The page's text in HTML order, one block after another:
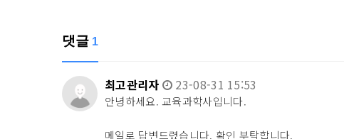
댓글 1
최고관리자 23-08-31 15:53
안녕하세요. 교육과학사입니다.
메일로 답변드렸습니다. 확인 부탁합니다.